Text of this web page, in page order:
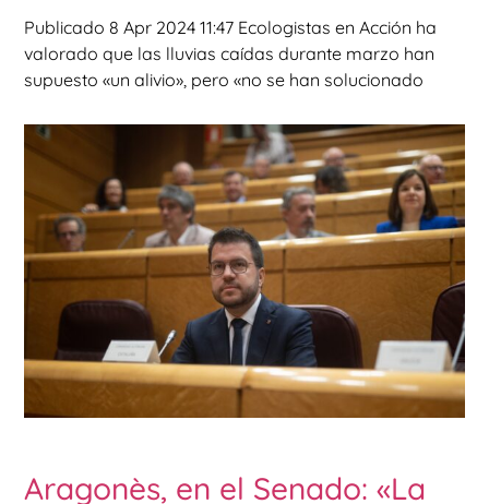
Publicado 8 Apr 2024 11:47 Ecologistas en Acción ha
valorado que las lluvias caídas durante marzo han
supuesto «un alivio», pero «no se han solucionado
Aragonès, en el Senado: «La